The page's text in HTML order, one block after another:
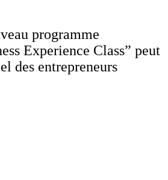
programme
Experience Class” peut
des entrepreneurs